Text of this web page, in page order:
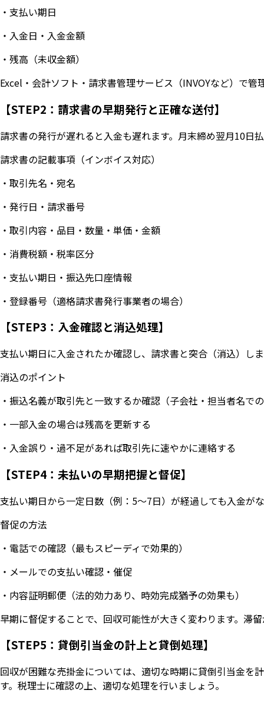
・支払い期日
・入金日・入金金額
・残高（未収金額）
Excel・会計ソフト・請求書管理サービス（INVOYなど）で管
【STEP2：請求書の早期発行と正確な送付】
請求書の発行が遅れると入金も遅れます。月末締め翌月10日
請求書の記載事項（インボイス対応）
・取引先名・宛名
・発行日・請求番号
・取引内容・品目・数量・単価・金額
・消費税額・税率区分
・支払い期日・振込先口座情報
・登録番号（適格請求書発行事業者の場合）
【STEP3：入金確認と消込処理】
支払い期日に入金されたか確認し、請求書と突合（消込）し
消込のポイント
・振込名義が取引先と一致するか確認（子会社・担当者名で
・一部入金の場合は残高を更新する
・入金誤り・過不足があれば取引先に速やかに連絡する
【STEP4：未払いの早期把握と督促】
支払い期日から一定日数（例：5〜7日）が経過しても入金が
督促の方法
・電話での確認（最もスピーディで効果的）
・メールでの支払い確認・催促
・内容証明郵便（法的効力あり、時効完成猶予の効果も）
早期に督促することで、回収可能性が大きく変わります。滞
【STEP5：貸倒引当金の計上と貸倒処理】
回収が困難な売掛金については、適切な時期に貸倒引当金を
す。税理士に確認の上、適切な処理を行いましょう。